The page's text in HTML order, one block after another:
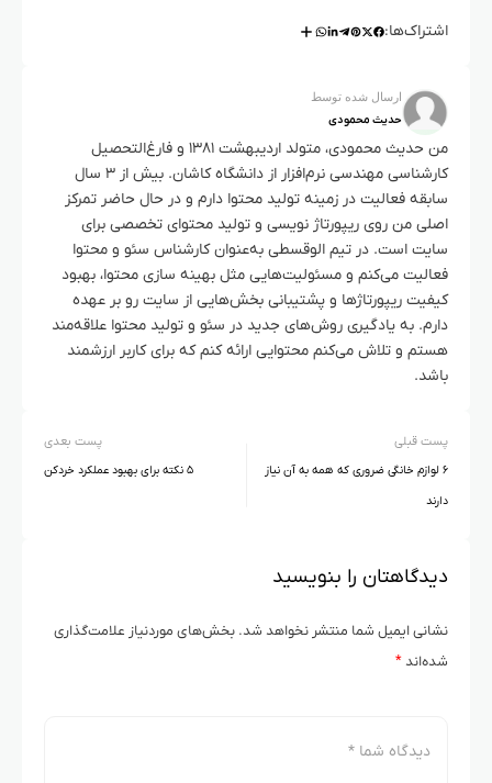
اشتراک‌ها:
ارسال شده توسط
حدیث محمودی
من حدیث محمودی، متولد اردیبهشت ۱۳۸۱ و فارغ‌التحصیل
کارشناسی مهندسی نرم‌افزار از دانشگاه کاشان. بیش از ۳ سال
سابقه فعالیت در زمینه تولید محتوا دارم و در حال حاضر تمرکز
اصلی من روی ریپورتاژ نویسی و تولید محتوای تخصصی برای
سایت است. در تیم الوقسطی به‌عنوان کارشناس سئو و محتوا
فعالیت می‌کنم و مسئولیت‌هایی مثل بهینه سازی محتوا، بهبود
کیفیت ریپورتاژها و پشتیبانی بخش‌هایی از سایت رو بر عهده
دارم. به یادگیری روش‌های جدید در سئو و تولید محتوا علاقه‌مند
هستم و تلاش می‌کنم محتوایی ارائه کنم که برای کاربر ارزشمند
باشد.
پست قبلی
۶ لوازم خانگی ضروری که همه به آن نیاز
دارند
پست بعدی
۵ نکته برای بهبود عملکرد خردکن
دیدگاهتان را بنویسید
نشانی ایمیل شما منتشر نخواهد شد. بخش‌های موردنیاز علامت‌گذاری
شده‌اند*